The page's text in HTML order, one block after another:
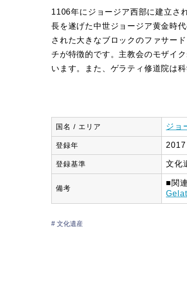
1106年にジョージア西部に建立さ
長を遂げた中世ジョージア黄金時
された大きなブロックのファサー
チが特徴的です。主教会のモザイ
います。また、ゲラティ修道院は
国名 / エリア ジョ
登録年 2017
登録基準 文化
備考
■関
文化遺産